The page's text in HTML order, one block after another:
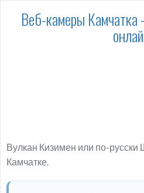
Веб-камеры
Вулкан Кизимен или по-русски
Камчатке.